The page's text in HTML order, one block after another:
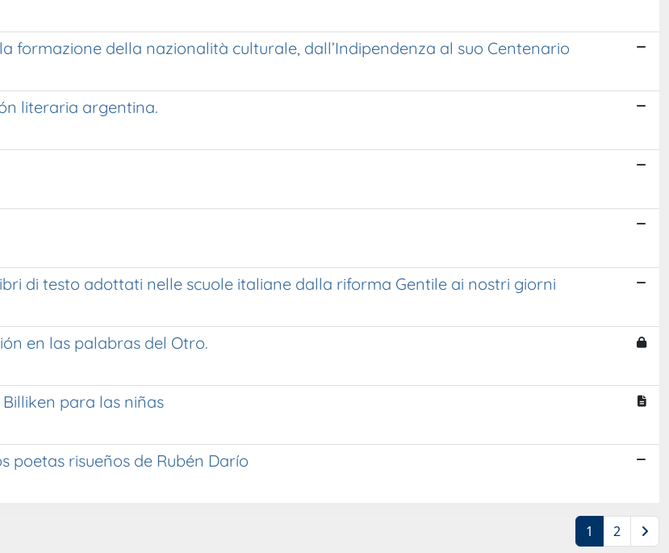
formazione della nazionalità culturale, dall’Indipendenza al suo Centenario
literaria argentina.
di testo adottati nelle scuole italiane dalla riforma Gentile ai nostri giorni
en las palabras del Otro.
para las niñas
poetas risueños de Rubén Darío
1 2